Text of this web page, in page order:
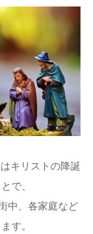
キリストの降誕
で、
中、各家庭など
す。